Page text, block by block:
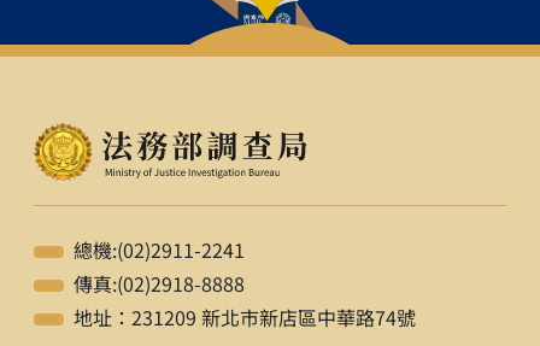
總機:(02)2911-2241
傳真:(02)2918-8888
地址：231209 新北市新店區中華路74號